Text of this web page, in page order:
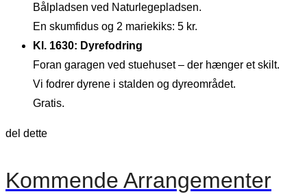
Bålpladsen ved Naturlegepladsen.
En skumfidus og 2 mariekiks: 5 kr.
Kl. 1630: Dyrefodring
Foran garagen ved stuehuset – der hænger et skilt.
Vi fodrer dyrene i stalden og dyreområdet.
Gratis.
del dette
Kommende Arrangementer